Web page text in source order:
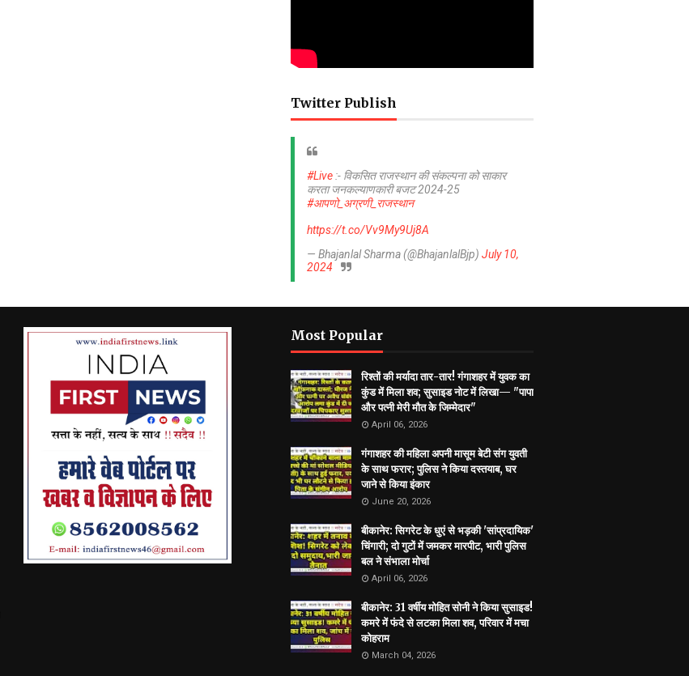
Twitter Publish
#Live :- विकसित राजस्थान की संकल्पना को साकार
करता जनकल्याणकारी बजट 2024-25
#आपणो_अग्रणी_राजस्थान
https://t.co/Vv9My9Uj8A
— Bhajanlal Sharma (@BhajanlalBjp) July 10,
2024
Most Popular
रिश्तों की मर्यादा तार-तार! गंगाशहर में युवक का
कुंड में मिला शव; सुसाइड नोट में लिखा— "पापा
और पत्नी मेरी मौत के जिम्मेदार"
April 06, 2026
गंगाशहर की महिला अपनी मासूम बेटी संग युवती
के साथ फरार; पुलिस ने किया दस्तयाब, घर
जाने से किया इंकार
June 20, 2026
बीकानेर: सिगरेट के धुएं से भड़की 'सांप्रदायिक'
चिंगारी; दो गुटों में जमकर मारपीट, भारी पुलिस
बल ने संभाला मोर्चा
April 06, 2026
बीकानेर: 31 वर्षीय मोहित सोनी ने किया सुसाइड!
कमरे में फंदे से लटका मिला शव, परिवार में मचा
कोहराम
March 04, 2026